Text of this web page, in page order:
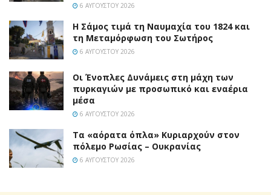
6 ΑΥΓΟΎΣΤΟΥ 2026
Η Σάμος τιμά τη Ναυμαχία του 1824 και
τη Μεταμόρφωση του Σωτήρος
6 ΑΥΓΟΎΣΤΟΥ 2026
Οι Ένοπλες Δυνάμεις στη μάχη των
πυρκαγιών με προσωπικό και εναέρια
μέσα
6 ΑΥΓΟΎΣΤΟΥ 2026
Τα «αόρατα όπλα» Κυριαρχούν στον
πόλεμο Ρωσίας – Ουκρανίας
6 ΑΥΓΟΎΣΤΟΥ 2026